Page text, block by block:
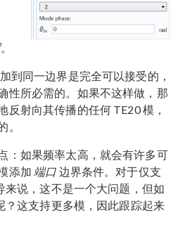
到同一边界是完全可以接受的，
性所必需的。如果不这样做，那
反射向其传播的任何 TE20 模，
。
：如果频率太高，就会有许多可
添加 端口 边界条件。对于仅支
来说，这不是一个大问题，但如
？这支持更多模，因此跟踪起来